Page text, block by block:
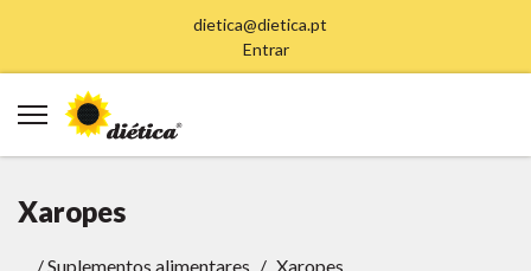
dietica@dietica.pt
Entrar
Xaropes
/Suplementos alimentares
Xaropes